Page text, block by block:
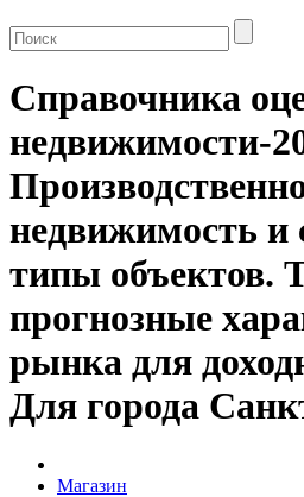
Справочника
недвижимости-
недвижимость и
типы объектов.
прогнозные
рынка для
Для города
Магазин